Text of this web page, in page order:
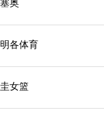
奥
各体育
女篮